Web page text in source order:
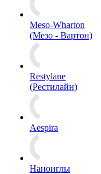
Meso-Wharton
(Мезо - Вартон)
Restylane
(Рестилайн)
Aespira
Наноиглы